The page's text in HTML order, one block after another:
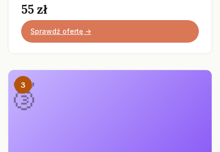
55 zł
Sprawdź ofertę →
3